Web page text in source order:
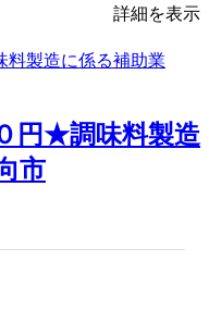
詳細を表示
★調味料製造
市